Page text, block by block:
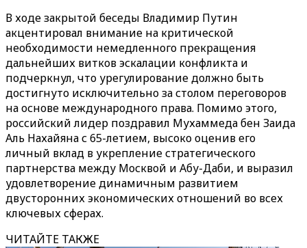
В ходе закрытой беседы Владимир Путин
акцентировал внимание на критической
необходимости немедленного прекращения
дальнейших витков эскалации конфликта и
подчеркнул, что урегулирование должно быть
достигнуто исключительно за столом переговоров
на основе международного права. Помимо этого,
российский лидер поздравил Мухаммеда бен Заида
Аль Нахайяна с 65-летием, высоко оценив его
личный вклад в укрепление стратегического
партнерства между Москвой и Абу-Даби, и выразил
удовлетворение динамичным развитием
двусторонних экономических отношений во всех
ключевых сферах.
ЧИТАЙТЕ ТАКЖЕ